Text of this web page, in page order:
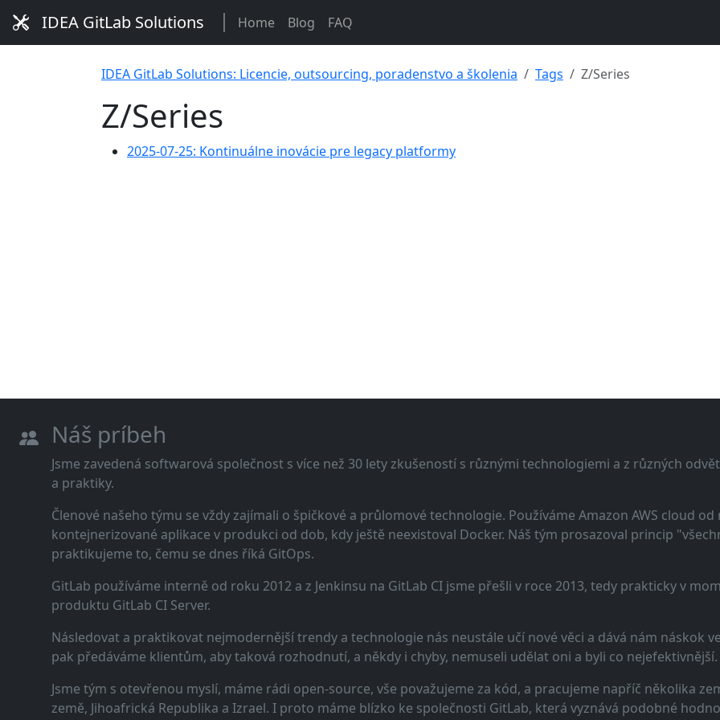
IDEA GitLab Solutions Home Blog FAQ
IDEA GitLab Solutions: Licencie, outsourcing, poradenstvo a školenia Tags Z/Series
Z/Series
2025-07-25: Kontinuálne inovácie pre legacy platformy
Náš príbeh
Jsme zavedená softwarová společnost s více než 30 lety zkušeností s různými technologiemi a z různých
a praktiky.
Členové našeho týmu se vždy zajímali o špičkové a průlomové technologie. Používáme Amazon AWS cloud
kontejnerizované aplikace v produkci od dob, kdy ještě neexistoval Docker. Náš tým prosazoval princip
praktikujeme to, čemu se dnes říká GitOps.
GitLab používáme interně od roku 2012 a z Jenkinsu na GitLab CI jsme přešli v roce 2013, tedy prakticky v
produktu GitLab CI Server.
Následovat a praktikovat nejmodernější trendy a technologie nás neustále učí nové věci a dává nám náskok
pak předáváme klientům, aby taková rozhodnutí, a někdy i chyby, nemuseli udělat oni a byli co nejefektivnější.
Jsme tým s otevřenou myslí, máme rádi open-source, vše považujeme za kód, a pracujeme napříč několika
země, Jihoafrická Republika a Izrael. I proto máme blízko ke společnosti GitLab, která vyznává podobné